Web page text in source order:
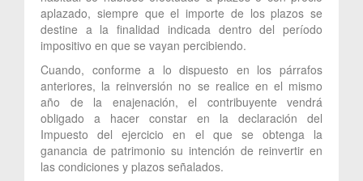
aplazado, siempre que el importe de los plazos se
destine a la finalidad indicada dentro del período
impositivo en que se vayan percibiendo.
Cuando, conforme a lo dispuesto en los párrafos
anteriores, la reinversión no se realice en el mismo
año de la enajenación, el contribuyente vendrá
obligado a hacer constar en la declaración del
Impuesto del ejercicio en el que se obtenga la
ganancia de patrimonio su intención de reinvertir en
las condiciones y plazos señalados.